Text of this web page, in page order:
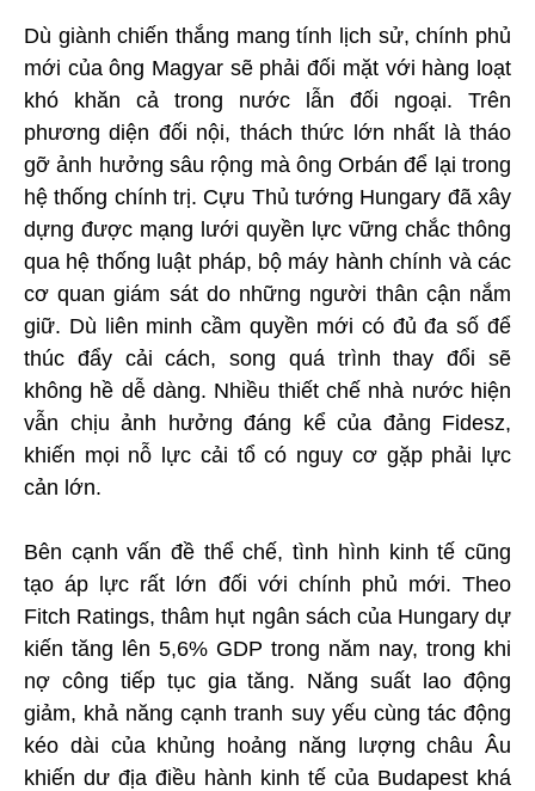
Dù giành chiến thắng mang tính lịch sử, chính phủ
mới của ông Magyar sẽ phải đối mặt với hàng loạt
khó khăn cả trong nước lẫn đối ngoại. Trên
phương diện đối nội, thách thức lớn nhất là tháo
gỡ ảnh hưởng sâu rộng mà ông Orbán để lại trong
hệ thống chính trị. Cựu Thủ tướng Hungary đã xây
dựng được mạng lưới quyền lực vững chắc thông
qua hệ thống luật pháp, bộ máy hành chính và các
cơ quan giám sát do những người thân cận nắm
giữ. Dù liên minh cầm quyền mới có đủ đa số để
thúc đẩy cải cách, song quá trình thay đổi sẽ
không hề dễ dàng. Nhiều thiết chế nhà nước hiện
vẫn chịu ảnh hưởng đáng kể của đảng Fidesz,
khiến mọi nỗ lực cải tổ có nguy cơ gặp phải lực
cản lớn.
Bên cạnh vấn đề thể chế, tình hình kinh tế cũng
tạo áp lực rất lớn đối với chính phủ mới. Theo
Fitch Ratings, thâm hụt ngân sách của Hungary dự
kiến tăng lên 5,6% GDP trong năm nay, trong khi
nợ công tiếp tục gia tăng. Năng suất lao động
giảm, khả năng cạnh tranh suy yếu cùng tác động
kéo dài của khủng hoảng năng lượng châu Âu
khiến dư địa điều hành kinh tế của Budapest khá